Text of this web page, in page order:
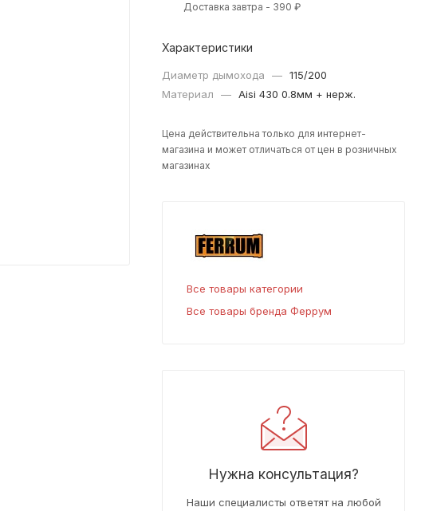
Доставка завтра - 390 ₽
Характеристики
Диаметр дымохода — 115/200
Материал
— Aisi 430 0.8мм + нерж.
Цена действительна только для интернет-
магазина и может отличаться от цен в розничных
магазинах
Все товары категории
Все товары бренда Феррум
Нужна консультация?
Наши специалисты ответят на любой